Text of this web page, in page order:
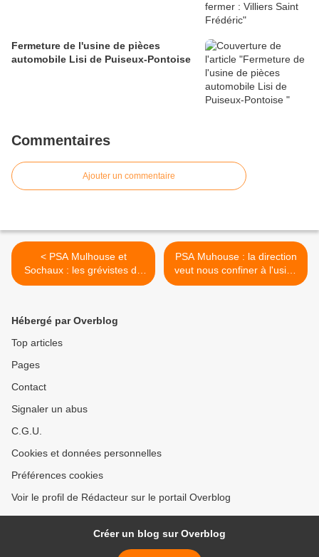
Fermeture de l'usine de pièces
automobile Lisi de Puiseux-Pontoise
Commentaires
Ajouter un commentaire
< PSA Mulhouse et
Sochaux : les grévistes de
STPI ont su se faire
PSA Muhouse : la direction
veut nous confiner à l'usine
>
Hébergé par Overblog
Top articles
Pages
Contact
Signaler un abus
C.G.U.
Cookies et données personnelles
Préférences cookies
Voir le profil de Rédacteur sur le portail Overblog
Créer un blog sur Overblog